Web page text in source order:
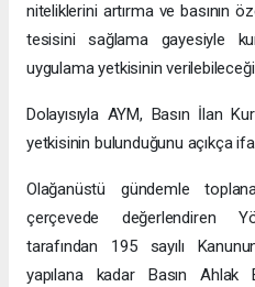
niteliklerini artırma ve basının
tesisini sağlama gayesiyle
uygulama yetkisinin
Dolayısıyla AYM, Basın İlan
yetkisinin bulunduğunu açıkça
Olağanüstü gündemle
çerçevede değerlendiren
tarafından 195 sayılı
yapılana kadar Basın Ahlak